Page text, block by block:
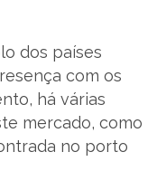
dos países
com os
há várias
mercado, como
no porto